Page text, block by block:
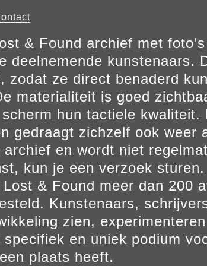
& Found archief met
deelnemende kunstenaars.
zodat ze direct benaderd
materialiteit is goed
hun tactiele
gedraagt zichzelf ook
en wordt niet
kun je een verzoek sturen.
& Found meer dan 200
Kunstenaars,
zien,
en uniek podium
plaats heeft.